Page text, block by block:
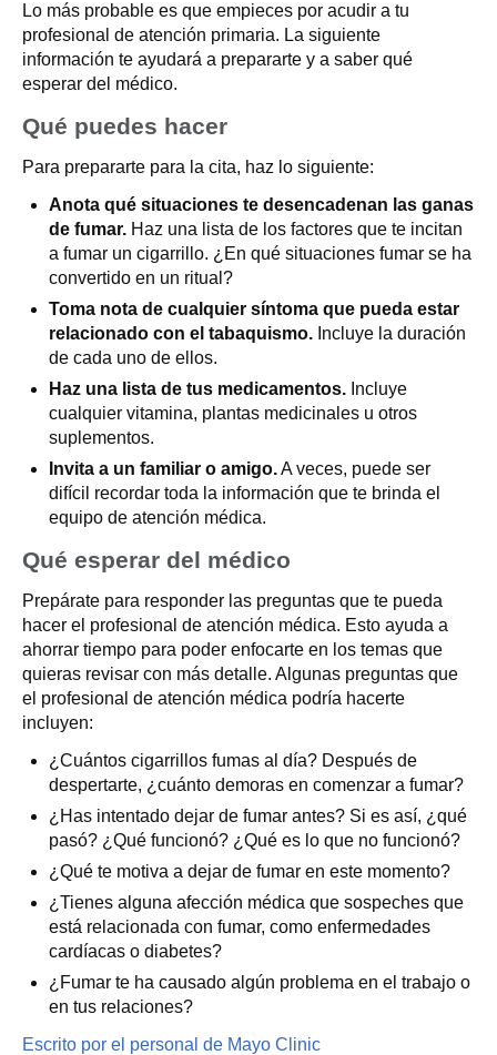
Lo más probable es que empieces por acudir a tu
profesional de atención primaria. La siguiente
información te ayudará a prepararte y a saber qué
esperar del médico.
Qué puedes hacer
Para prepararte para la cita, haz lo siguiente:
Anota qué situaciones te desencadenan las ganas
de fumar. Haz una lista de los factores que te incitan
a fumar un cigarrillo. ¿En qué situaciones fumar se ha
convertido en un ritual?
Toma nota de cualquier síntoma que pueda estar
relacionado con el tabaquismo. Incluye la duración
de cada uno de ellos.
Haz una lista de tus medicamentos. Incluye
cualquier vitamina, plantas medicinales u otros
suplementos.
Invita a un familiar o amigo.A veces, puede ser
difícil recordar toda la información que te brinda el
equipo de atención médica.
Qué esperar del médico
Prepárate para responder las preguntas que te pueda
hacer el profesional de atención médica. Esto ayuda a
ahorrar tiempo para poder enfocarte en los temas que
quieras revisar con más detalle. Algunas preguntas que
el profesional de atención médica podría hacerte
incluyen:
¿Cuántos cigarrillos fumas al día? Después de
despertarte, ¿cuánto demoras en comenzar a fumar?
¿Has intentado dejar de fumar antes? Si es así, ¿qué
pasó? ¿Qué funcionó? ¿Qué es lo que no funcionó?
¿Qué te motiva a dejar de fumar en este momento?
¿Tienes alguna afección médica que sospeches que
está relacionada con fumar, como enfermedades
cardíacas o diabetes?
¿Fumar te ha causado algún problema en el trabajo o
en tus relaciones?
Escrito por el personal de Mayo Clinic